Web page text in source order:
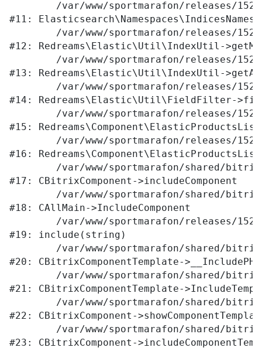
#11:
#12: Redreams\Elastic\Util\IndexUtil-
#13: Redreams\Elastic\Util\IndexUtil-
#14: Redreams\Elastic\Util\FieldFilter-
#15:
#16:
#17: CBitrixComponent->includeComponent
#18: CAllMain->IncludeComponent
#19: include(string)
#20: CBitrixComponentTemplate-
#21: CBitrixComponentTemplate-
#22: CBitrixComponent-
#23: CBitrixComponent-